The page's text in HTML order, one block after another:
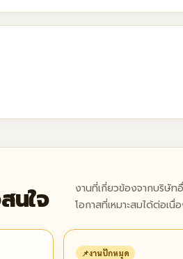
นใจ
งานที่เกี่ยวข้องจากบริษัท
โอกาสที่เหมาะสมได้ต่อเนื่
📌งานปักหมุด